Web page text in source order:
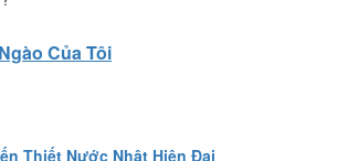
Của Tôi
Thiết Nước Nhật Hiện Đại